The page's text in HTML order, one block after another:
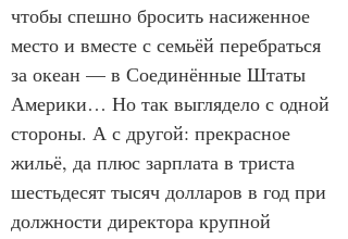
чтобы спешно бросить насиженное
место и вместе с семьёй перебраться
за океан — в Соединённые Штаты
Америки… Но так выглядело с одной
стороны. А с другой: прекрасное
жильё, да плюс зарплата в триста
шестьдесят тысяч долларов в год при
должности директора крупной